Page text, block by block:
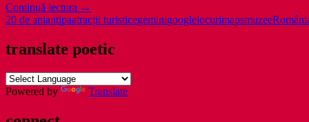
Continuă lectura Cu
ce
marchează
platforma
ani
→
20 de aniantipaatracții turisticegeminigooglelocurimapsmuzee
translate poetic
Powered by Translate